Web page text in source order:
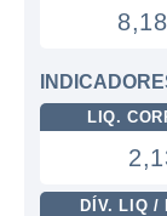
LIQ.
DÍV. LIQ /